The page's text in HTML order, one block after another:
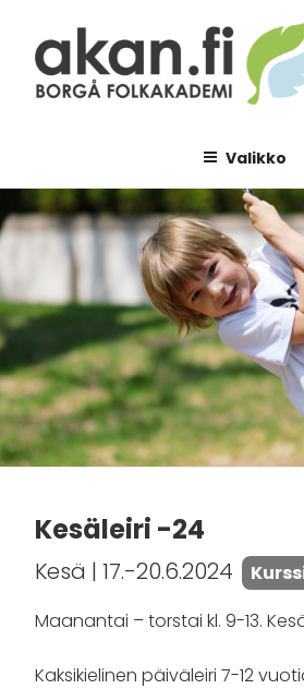
sisältöön
Valikko
Kesäleiri -24
Kesä | 17.-20.6.2024
Maanantai – torstai kl. 9-13.
Kaksikielinen päiväleiri 7-12